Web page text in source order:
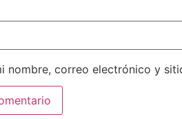
nombre, correo electrónico y